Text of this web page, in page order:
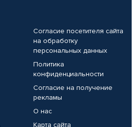
Согласие посетителя сайта
на обработку
персональных данных
Политика
конфиденциальности
Согласие на получение
рекламы
О нас
Карта сайта